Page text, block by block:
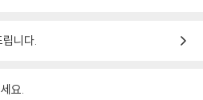
니다.
요.